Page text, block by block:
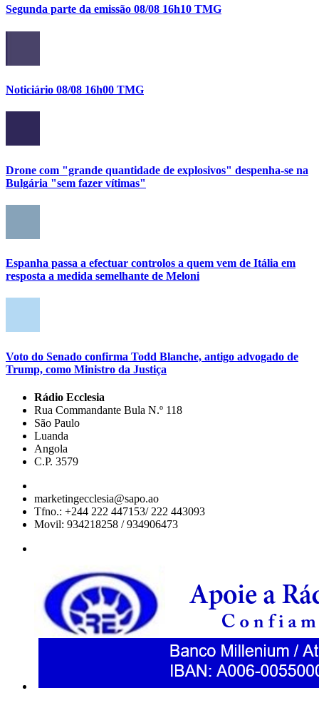
Segunda parte da emissão 08/08 16h10 TMG
Noticiário 08/08 16h00 TMG
Drone com "grande quantidade de explosivos" despenha-se na
Bulgária "sem fazer vítimas"
Espanha passa a efectuar controlos a quem vem de Itália em
resposta a medida semelhante de Meloni
Voto do Senado confirma Todd Blanche, antigo advogado de
Trump, como Ministro da Justiça
Rádio Ecclesia
Rua Commandante Bula N.º 118
São Paulo
Luanda
Angola
C.P. 3579
marketingecclesia@sapo.ao
Tfno.: +244 222 447153/ 222 443093
Movil: 934218258 / 934906473